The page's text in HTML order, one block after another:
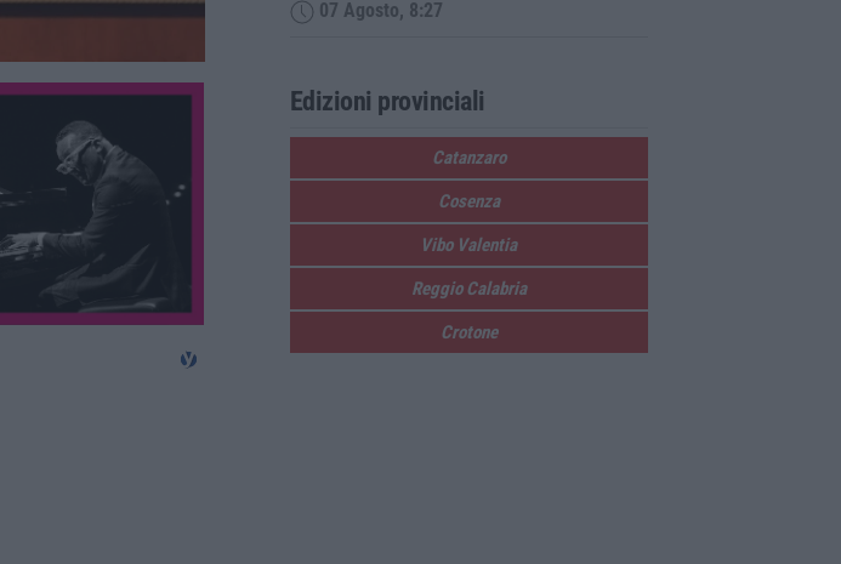
07 Agosto, 8:27
Edizioni provinciali
Catanzaro
Cosenza
Vibo Valentia
Reggio Calabria
Crotone